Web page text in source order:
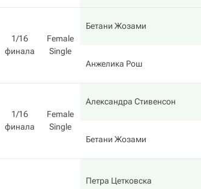
1/16
финала
Female
Single
Бетани Жозами
Анжелика Рош
1/16
финала
Female
Single
Александра Стивенсон
Бетани Жозами
Петра Цетковска